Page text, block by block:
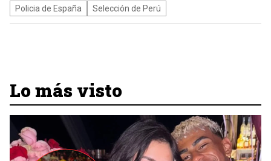
Policia de España Selección de Perú
Lo más visto